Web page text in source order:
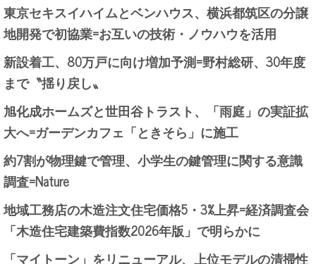
東京セキスイハイムとベンハウス、横浜都筑区の分譲
地開発で初協業=お互いの技術・ノウハウを活用
新設着工、80万戸に向け増加予測=野村総研、30年度
まで〝揺り戻し〟
旭化成ホームズと世田谷トラスト、「雨庭」の実証拡
大へ=ガーデンカフェ「ときそら」に施工
約7割が物理鍵で管理、小学生の鍵管理に関する意識
調査=Nature
地域工務店の木造注文住宅価格5・3%上昇=経済調査会
「木造住宅建築費指数2026年版」で明らかに
「マイトーン」をリニューアル、上位モデルの清掃性